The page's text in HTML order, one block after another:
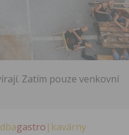
Zatím pouze venkovní
gastro |kavárny